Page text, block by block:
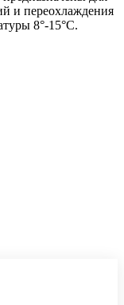
и переохлаждения
8°-15°C.